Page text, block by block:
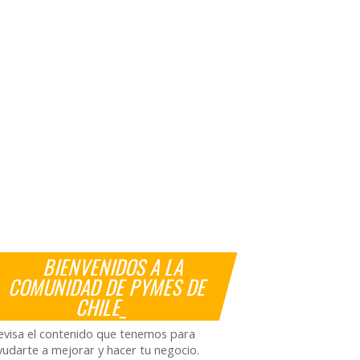
BIENVENIDOS A LA
COMUNIDAD DE PYMES DE
CHILE_
el contenido que tenemos para
a mejorar y hacer tu negocio.